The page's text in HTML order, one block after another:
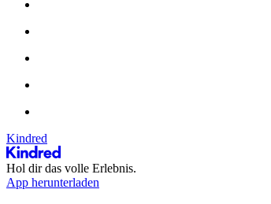
Kindred
Hol dir das volle Erlebnis.
App herunterladen